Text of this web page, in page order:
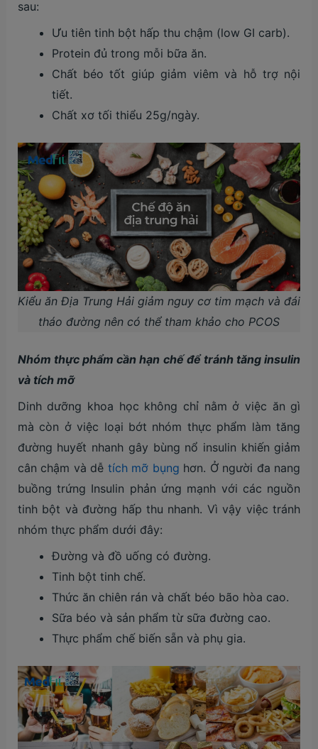
sau:
Ưu tiên tinh bột hấp thu chậm (low GI carb).
Protein đủ trong mỗi bữa ăn.
Chất béo tốt giúp giảm viêm và hỗ trợ nội
tiết.
Chất xơ tối thiểu 25g/ngày.
Kiểu ăn Địa Trung Hải giảm nguy cơ tim mạch và đái
tháo đường nên có thể tham khảo cho PCOS
Nhóm thực phẩm cần hạn chế để tránh tăng insulin
và tích mỡ
Dinh dưỡng khoa học không chỉ nằm ở việc ăn gì
mà còn ở việc loại bớt nhóm thực phẩm làm tăng
đường huyết nhanh gây bùng nổ insulin khiến giảm
cân chậm và dễ tích mỡ bụng hơn. Ở người đa nang
buồng trứng Insulin phản ứng mạnh với các nguồn
tinh bột và đường hấp thu nhanh. Vì vậy việc tránh
nhóm thực phẩm dưới đây:
Đường và đồ uống có đường.
Tinh bột tinh chế.
Thức ăn chiên rán và chất béo bão hòa cao.
Sữa béo và sản phẩm từ sữa đường cao.
Thực phẩm chế biến sẵn và phụ gia.